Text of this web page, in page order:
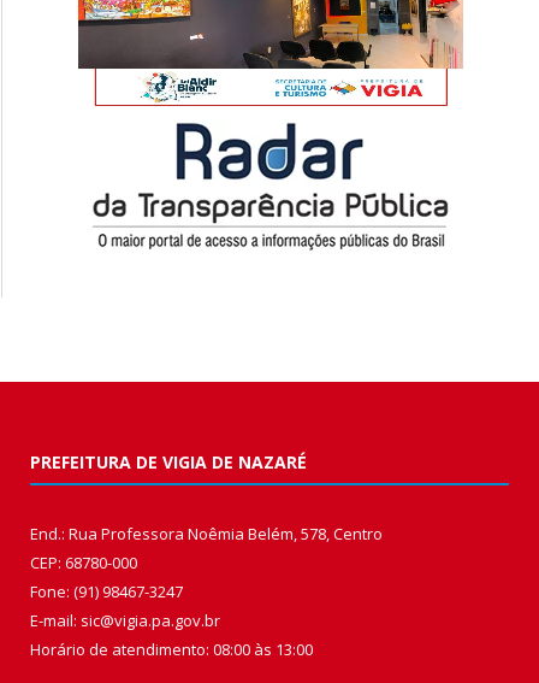
PREFEITURA DE VIGIA DE NAZARÉ
End.: Rua Professora Noêmia Belém, 578, Centro
CEP: 68780-000
Fone: (91) 98467-3247
E-mail: sic@vigia.pa.gov.br
Horário de atendimento: 08:00 às 13:00